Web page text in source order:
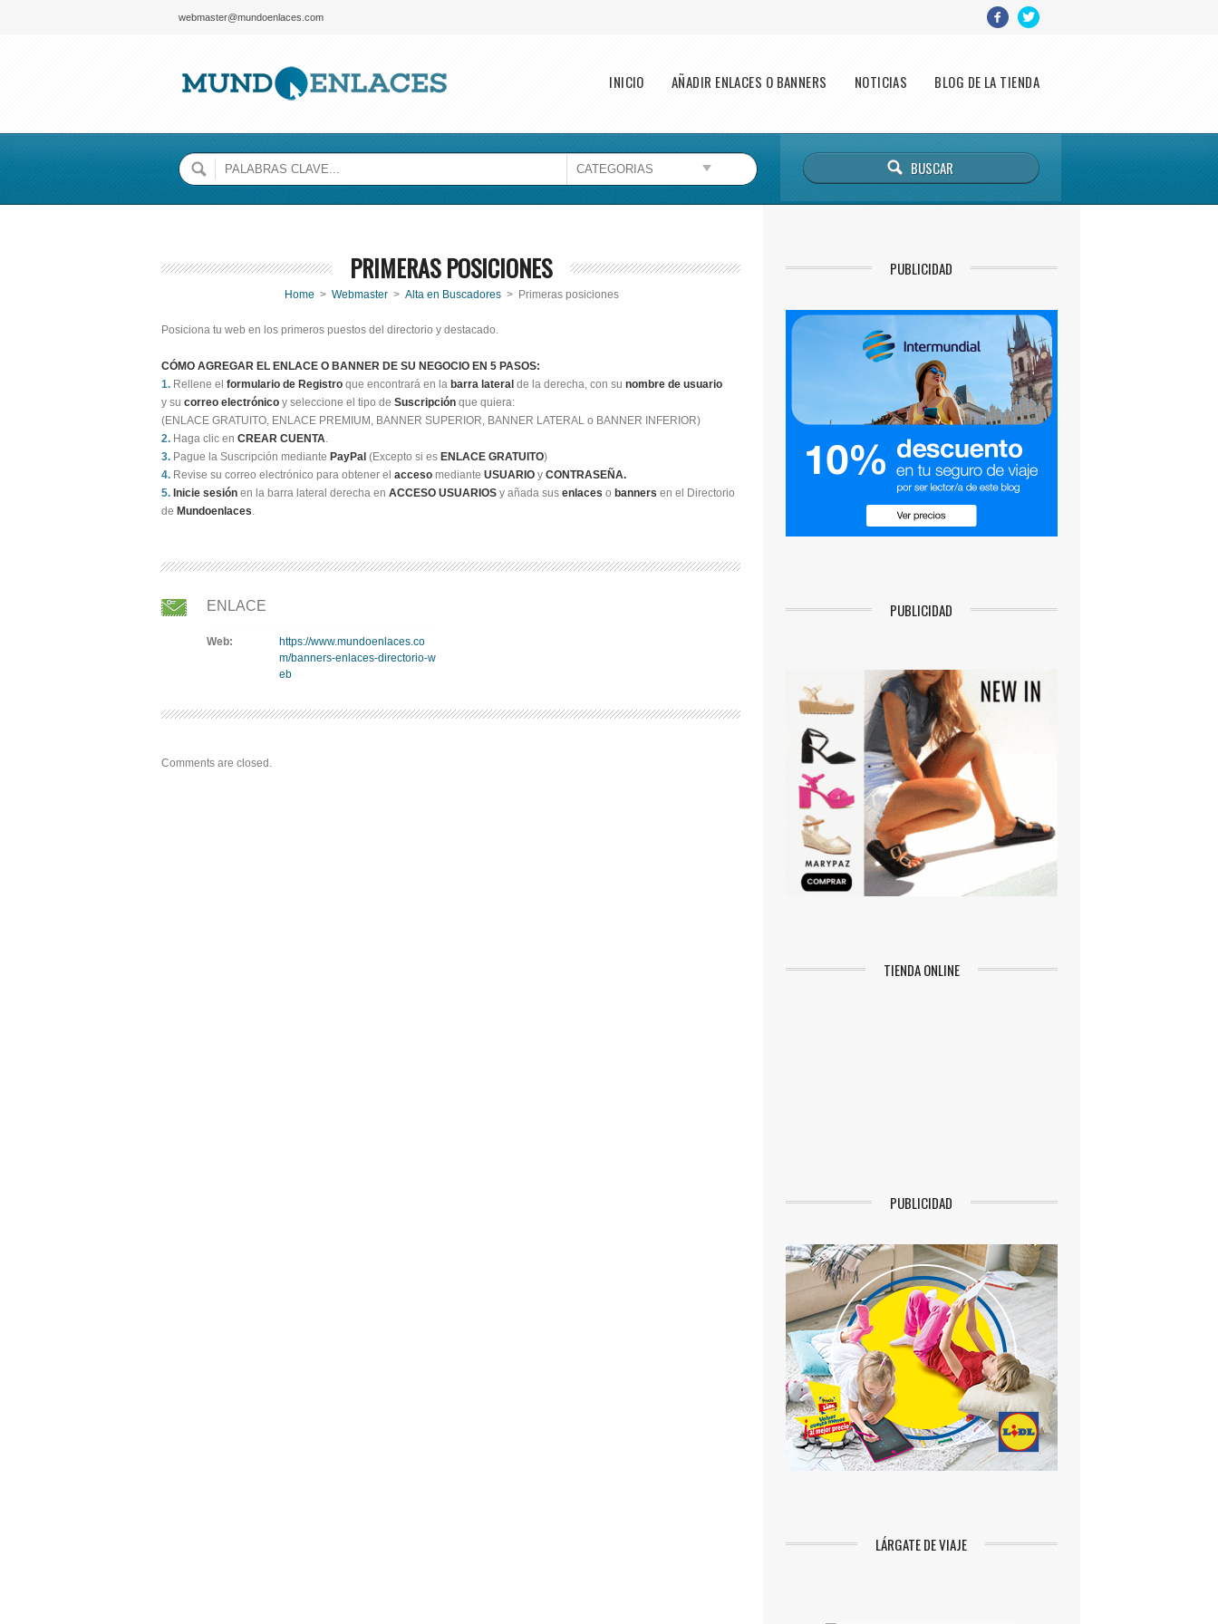
webmaster@mundoenlaces.com
Main menu
INICIO AÑADIR ENLACES O BANNERS NOTICIAS BLOG DE LA TIENDA
PRIMERAS POSICIONES
Home > Webmaster > Alta en Buscadores > Primeras posiciones
Posiciona tu web en los primeros puestos del directorio y destacado.
CÓMO AGREGAR EL ENLACE O BANNER DE SU NEGOCIO EN 5 PASOS:
1.Rellene el formulario de Registroque encontrará en la barra lateral de la derecha, con su nombre de usuario
y su correo electrónicoy seleccione el tipo de Suscripciónque quiera:
(ENLACE GRATUITO, ENLACE PREMIUM, BANNER SUPERIOR, BANNER LATERAL o BANNER INFERIOR)
2.Haga clic en CREAR CUENTA.
3.Pague la Suscripción mediante PayPal (Excepto si es ENLACE GRATUITO)
4.Revise su correo electrónico para obtener el accesomediante USUARIOy CONTRASEÑA.
5. Inicie sesiónen la barra lateral derecha en ACCESO USUARIOSy añada sus enlaces o banners en el Directorio
de Mundoenlaces.
ENLACE
Web:
https://www.mundoenlaces.co
m/banners-enlaces-directorio-w
eb
Comments are closed.
PUBLICIDAD
PUBLICIDAD
TIENDA ONLINE
PUBLICIDAD
LÁRGATE DE VIAJE